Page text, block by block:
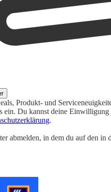
Produkt- und
Du kannst deine
.
abmelden, in dem du auf den